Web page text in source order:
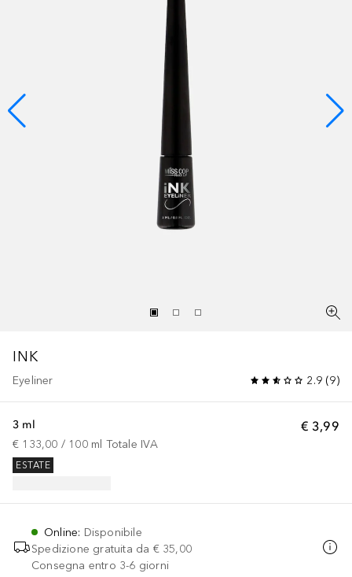
INK
Eyeliner 2.9 (9)
€ 3,99
3 ml
€ 133,00 / 100 ml Totale IVA
ESTATE
Online: Disponibile
Spedizione gratuita da € 35,00
Consegna entro 3-6 giorni